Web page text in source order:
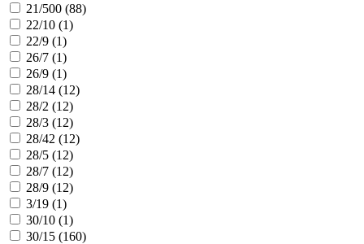
21/500 (88)
22/10 (1)
22/9 (1)
26/7 (1)
26/9 (1)
28/14 (12)
28/2 (12)
28/3 (12)
28/42 (12)
28/5 (12)
28/7 (12)
28/9 (12)
3/19 (1)
30/10 (1)
30/15 (160)